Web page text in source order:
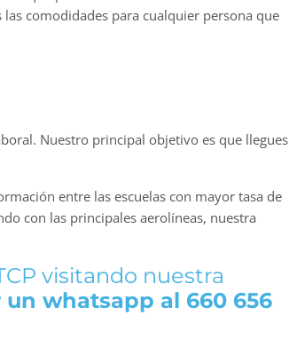
comodidades para cualquier persona que
Nuestro principal objetivo es que llegues
entre las escuelas con mayor tasa de
con las principales aerolíneas, nuestra
visitando nuestra
whatsapp al 660 656